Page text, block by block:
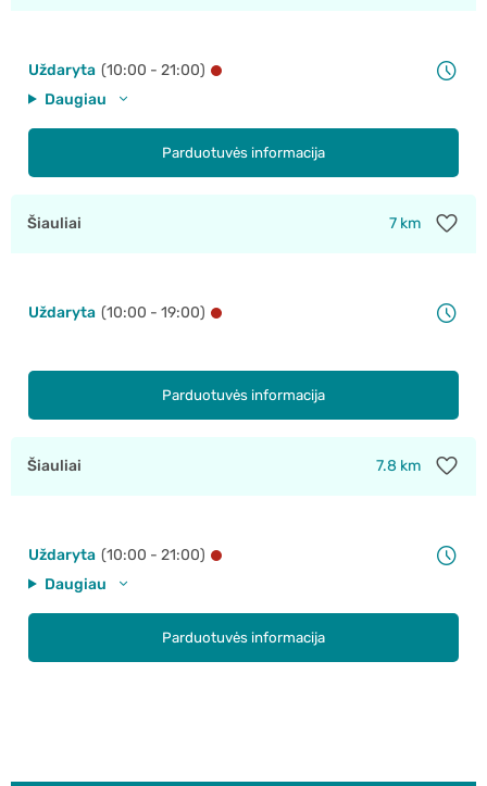
Uždaryta (10:00 - 21:00)
Daugiau
Parduotuvės informacija
Šiauliai 7 km
Uždaryta (10:00 - 19:00)
Parduotuvės informacija
Šiauliai 7.8 km
Uždaryta (10:00 - 21:00)
Daugiau
Parduotuvės informacija